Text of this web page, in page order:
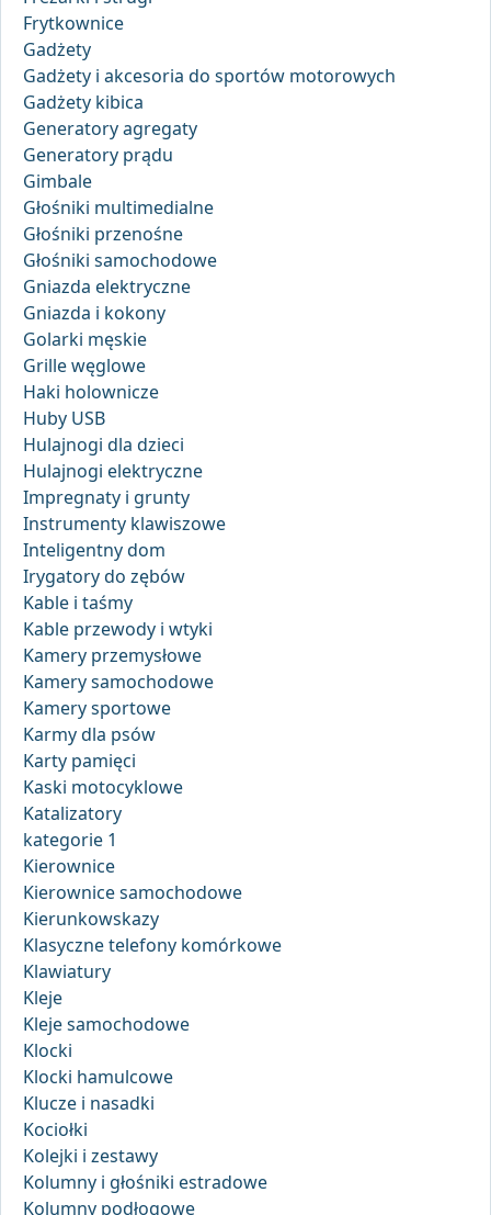
Frytkownice
Gadżety
Gadżety i akcesoria do sportów motorowych
Gadżety kibica
Generatory agregaty
Generatory prądu
Gimbale
Głośniki multimedialne
Głośniki przenośne
Głośniki samochodowe
Gniazda elektryczne
Gniazda i kokony
Golarki męskie
Grille węglowe
Haki holownicze
Huby USB
Hulajnogi dla dzieci
Hulajnogi elektryczne
Impregnaty i grunty
Instrumenty klawiszowe
Inteligentny dom
Irygatory do zębów
Kable i taśmy
Kable przewody i wtyki
Kamery przemysłowe
Kamery samochodowe
Kamery sportowe
Karmy dla psów
Karty pamięci
Kaski motocyklowe
Katalizatory
kategorie 1
Kierownice
Kierownice samochodowe
Kierunkowskazy
Klasyczne telefony komórkowe
Klawiatury
Kleje
Kleje samochodowe
Klocki
Klocki hamulcowe
Klucze i nasadki
Kociołki
Kolejki i zestawy
Kolumny i głośniki estradowe
Kolumny podłogowe